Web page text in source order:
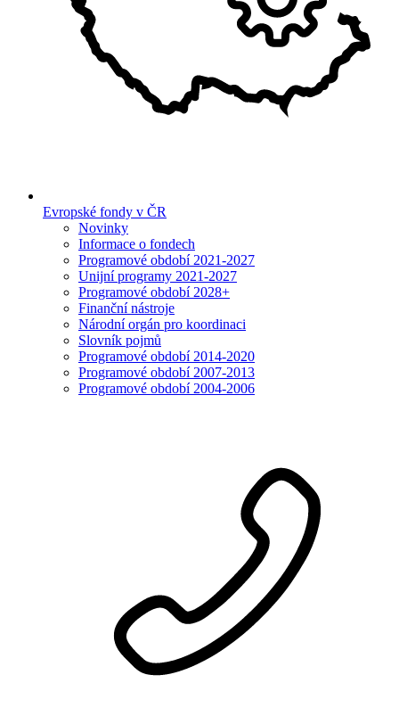
Evropské fondy v ČR
Novinky
Informace o fondech
Programové období 2021-2027
Unijní programy 2021-2027
Programové období 2028+
Finanční nástroje
Národní orgán pro koordinaci
Slovník pojmů
Programové období 2014-2020
Programové období 2007-2013
Programové období 2004-2006